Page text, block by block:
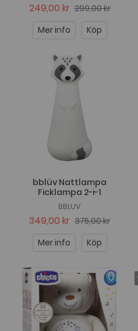
249,00 kr 299,00 kr
Mer info
Köp
bblüv Nattlampa
Ficklampa 2-i-1
BBLUV
349,00 kr 375,00 kr
Mer info
Köp